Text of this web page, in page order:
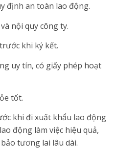
định an toàn lao động.
nội quy công ty.
khi ký kết.
uy tín, có giấy phép hoạt
tốt.
khi đi xuất khẩu lao động
động làm việc hiệu quả,
tương lai lâu dài.